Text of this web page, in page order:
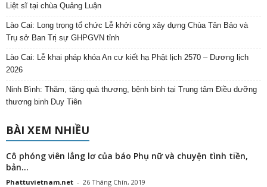
Liệt sĩ tại chùa Quảng Luận
Lào Cai: Long trọng tổ chức Lễ khởi công xây dựng Chùa Tân Bảo và
Trụ sở Ban Trị sự GHPGVN tỉnh
Lào Cai: Lễ khai pháp khóa An cư kiết hạ Phật lịch 2570 – Dương lịch
2026
Ninh Bình: Thăm, tặng quà thương, bệnh binh tại Trung tâm Điều dưỡng
thương binh Duy Tiên
BÀI XEM NHIỀU
Cô phóng viên lẳng lơ của báo Phụ nữ và chuyện tình tiền,
bản...
Phattuvietnam.net - 26 Tháng Chín, 2019